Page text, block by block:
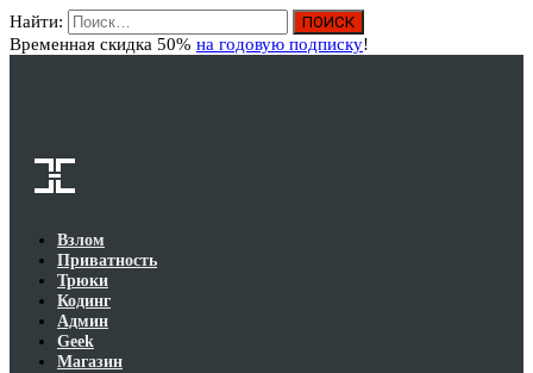
Найти:
Временная скидка 50% на годовую подписку!
Взлом
Приватность
Трюки
Кодинг
Админ
Geek
Магазин